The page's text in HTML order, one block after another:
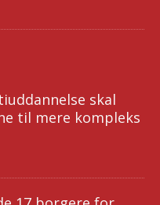
skal
til mere kompleks